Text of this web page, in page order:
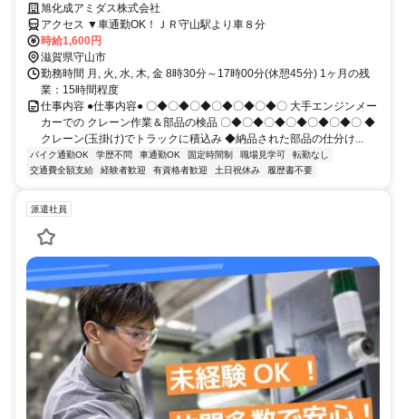
休＞旭化成アミダス株式会社
アクセス ▼車通勤OK！ＪＲ守山駅より車８分
時給1,600円
滋賀県守山市
勤務時間 月, 火, 水, 木, 金 8時30分～17時00分(休憩45分) 1ヶ月の残
業：15時間程度
仕事内容 ●仕事内容● 〇◆〇◆〇◆〇◆〇◆〇◆〇 大手エンジンメー
カーでの クレーン作業＆部品の検品 〇◆〇◆〇◆〇◆〇◆〇◆〇 ◆
クレーン(玉掛け)でトラックに積込み ◆納品された部品の仕分け...
バイク通勤OK 学歴不問 車通勤OK 固定時間制 職場見学可
転勤なし
交通費全額支給
経験者歓迎 有資格者歓迎 土日祝休み 履歴書不要
派遣社員